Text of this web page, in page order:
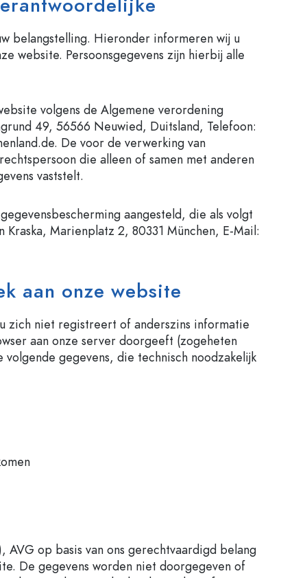
belangstelling. Hieronder informeren wij u
website. Persoonsgegevens zijn hierbij alle
volgens de Algemene verordening
49, 56566 Neuwied, Duitsland, Telefoon:
. De voor de verwerking van
die alleen of samen met anderen
vaststelt.
aangesteld, die als volgt
Marienplatz 2, 80331 München, E-Mail:
aan onze website
zich niet registreert of anderszins informatie
aan onze server doorgeeft (zogeheten
gegevens, die technisch noodzakelijk
op basis van ons gerechtvaardigd belang
De gegevens worden niet doorgegeven of